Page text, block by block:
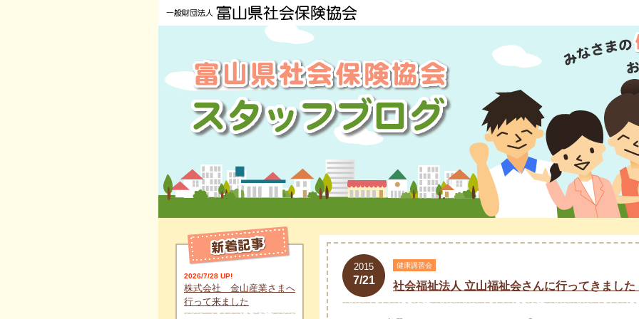
2015
7/21
健康講習会
社会福祉法人 立山福祉会さんに行ってきました
2026/7/28 UP!
株式会社 金山産業さまへ
行って来ました